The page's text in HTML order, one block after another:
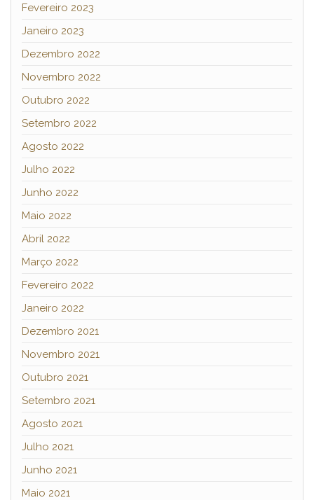
Fevereiro 2023
Janeiro 2023
Dezembro 2022
Novembro 2022
Outubro 2022
Setembro 2022
Agosto 2022
Julho 2022
Junho 2022
Maio 2022
Abril 2022
Março 2022
Fevereiro 2022
Janeiro 2022
Dezembro 2021
Novembro 2021
Outubro 2021
Setembro 2021
Agosto 2021
Julho 2021
Junho 2021
Maio 2021